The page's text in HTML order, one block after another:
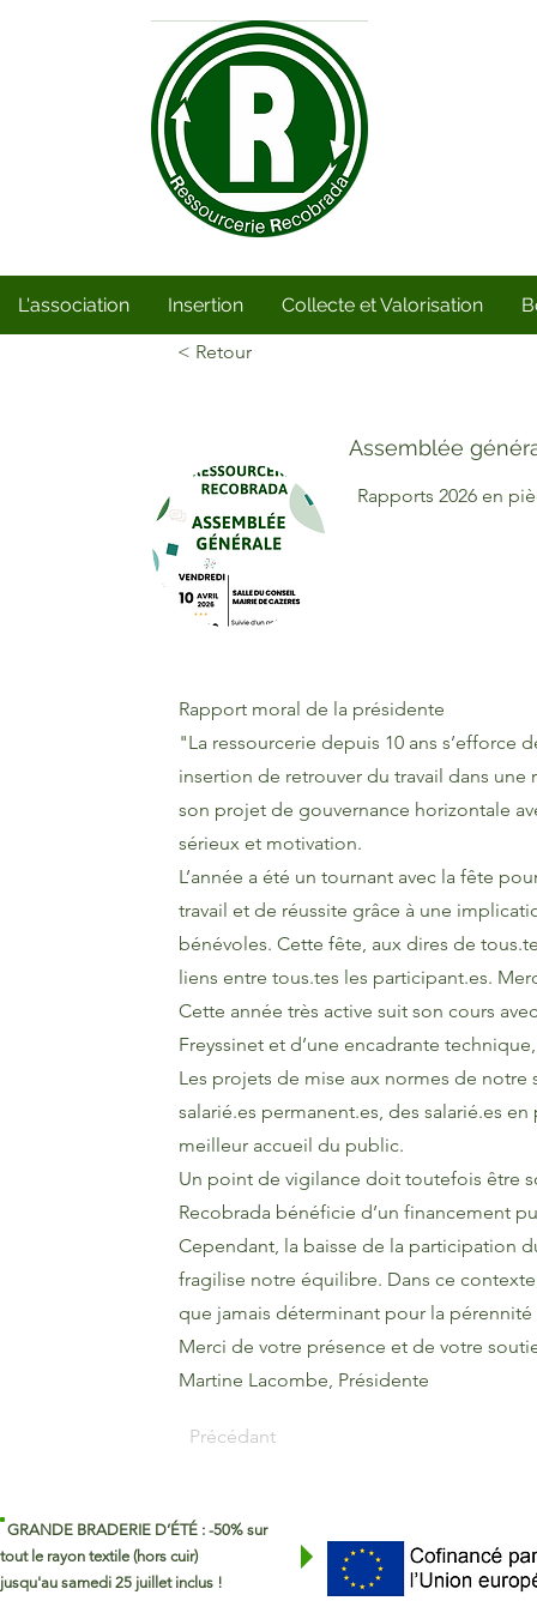
L'association Insertion Collecte et Valorisation
< Retour
Assemblée
Rapports 2026 en
Rapport moral de la présidente
"La ressourcerie depuis 10 ans s’efforce
insertion de retrouver du travail dans
son projet de gouvernance horizontale
sérieux et motivation.
L’année a été un tournant avec la fête
travail et de réussite grâce à une
bénévoles. Cette fête, aux dires de
liens entre tous.tes les participant.es.
Cette année très active suit son cours
Freyssinet et d’une encadrante
Les projets de mise aux normes de
salarié.es permanent.es, des salarié.es
meilleur accueil du public.
Un point de vigilance doit toutefois être
Recobrada bénéficie d’un financement
Cependant, la baisse de la participation
fragilise notre équilibre. Dans ce
que jamais déterminant pour la
Merci de votre présence et de votre
Martine Lacombe, Présidente
Précédant
GRANDE BRADERIE D’ÉTÉ : -50% sur
tout le rayon textile (hors cuir)
jusqu'au samedi 25 juillet inclus !